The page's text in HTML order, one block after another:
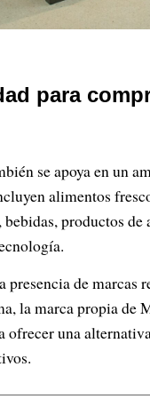
para
se apoya en un
alimentos
bebidas, productos de
presencia de marcas
la marca propia de
ofrecer una